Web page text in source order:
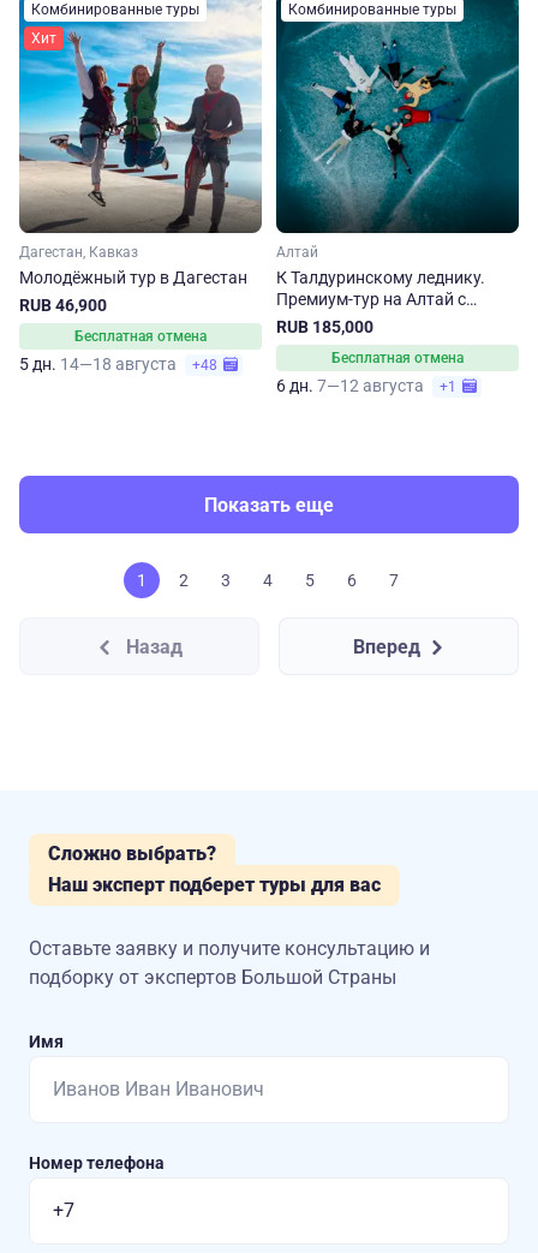
Комбинированные туры
Хит
Дагестан, Кавказ
Молодёжный тур в Дагестан
RUB 46,900
Бесплатная отмена
5 дн. 14—18 августа +48
Комбинированные туры
Алтай
К Талдуринскому леднику.
Премиум-тур на Алтай с
проживанием в глэмпинге
RUB 185,000
Бесплатная отмена
6 дн. 7—12 августа +1
Показать еще
1 2 3 4 5 6 7
Назад Вперед
Сложно выбрать?
Наш эксперт подберет туры для вас
Оставьте заявку и получите консультацию и
подборку от экспертов Большой Страны
Имя
Номер телефона